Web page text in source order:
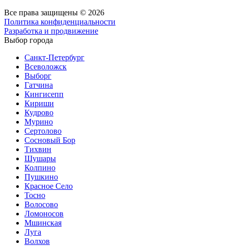
Все права защищены © 2026
Политика конфиденциальности
Разработка и продвижение
Выбор города
Санкт-Петербург
Всеволожск
Выборг
Гатчина
Кингисепп
Кириши
Кудрово
Мурино
Сертолово
Сосновый Бор
Тихвин
Шушары
Колпино
Пушкино
Красное Село
Тосно
Волосово
Ломоносов
Мшинская
Луга
Волхов